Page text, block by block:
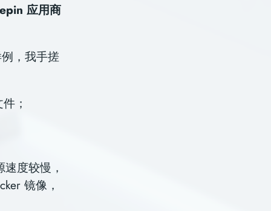
应用商
，我⼿搓
；
度较慢，
镜像，